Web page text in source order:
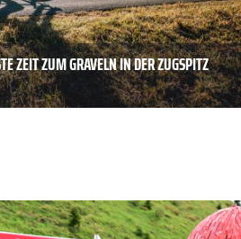
ZEIT ZUM GRAVELN IN DER ZUGSPITZ